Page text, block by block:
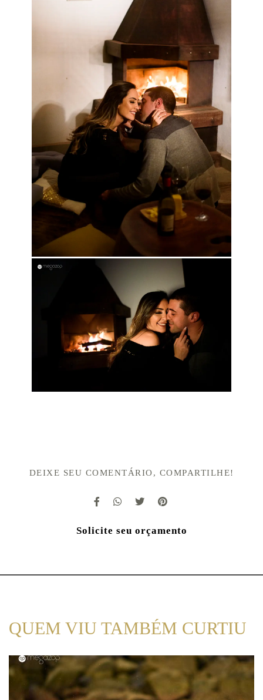
DEIXE SEU COMENTÁRIO, COMPARTILHE!
Solicite seu orçamento
QUEM VIU TAMBÉM CURTIU